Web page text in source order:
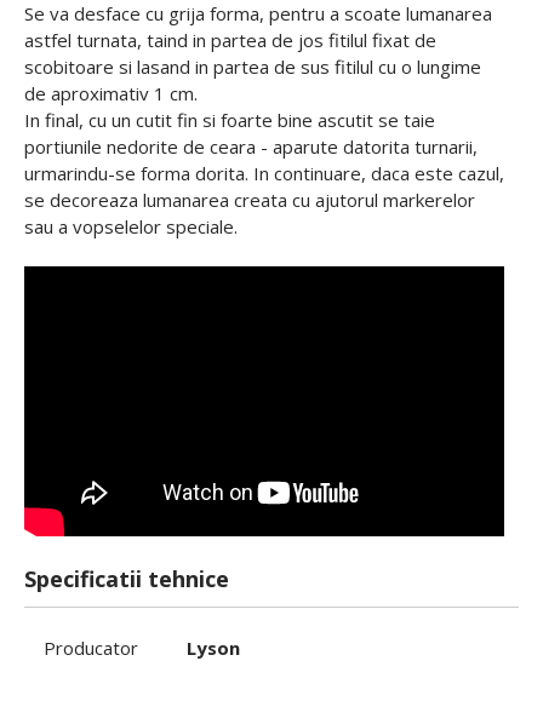
Se va desface cu grija forma, pentru a scoate lumanarea
astfel turnata, taind in partea de jos fitilul fixat de
scobitoare si lasand in partea de sus fitilul cu o lungime
de aproximativ 1 cm.
In final, cu un cutit fin si foarte bine ascutit se taie
portiunile nedorite de ceara - aparute datorita turnarii,
urmarindu-se forma dorita. In continuare, daca este cazul,
se decoreaza lumanarea creata cu ajutorul markerelor
sau a vopselelor speciale.
Specificatii tehnice
Producator Lyson